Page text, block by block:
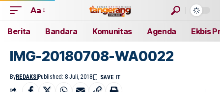
Aa
Berita Bandara Komunitas Agenda Ekbis
IMG-20180708-WA0022
ByREDAKSI Published: 8 Juli, 2018